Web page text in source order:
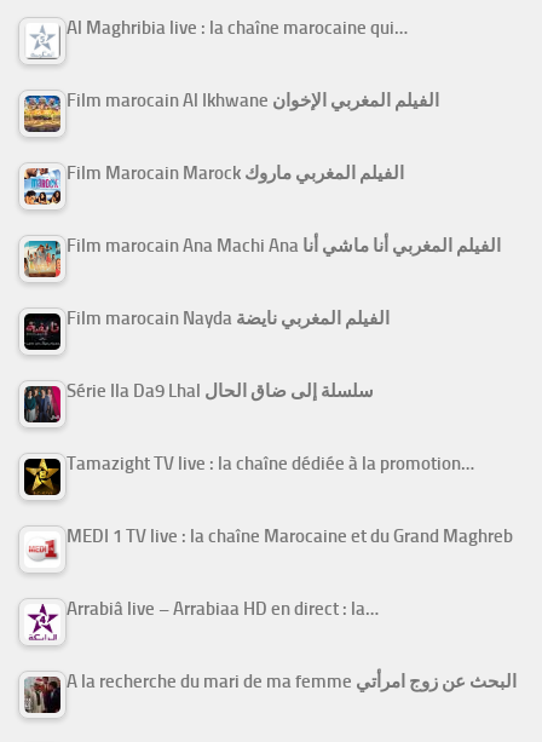
Al Maghribia live : la chaîne marocaine qui…
Film marocain Al Ikhwane الفيلم المغربي الإخوان
Film Marocain Marock الفيلم المغربي ماروك
Film marocain Ana Machi Ana الفيلم المغربي أنا ماشي أنا
Film marocain Nayda الفيلم المغربي نايضة
Série Ila Da9 Lhal سلسلة إلى ضاق الحال
Tamazight TV live : la chaîne dédiée à la promotion…
MEDI 1 TV live : la chaîne Marocaine et du Grand Maghreb
Arrabiâ live – Arrabiaa HD en direct : la…
A la recherche du mari de ma femme البحث عن زوج امرأتي